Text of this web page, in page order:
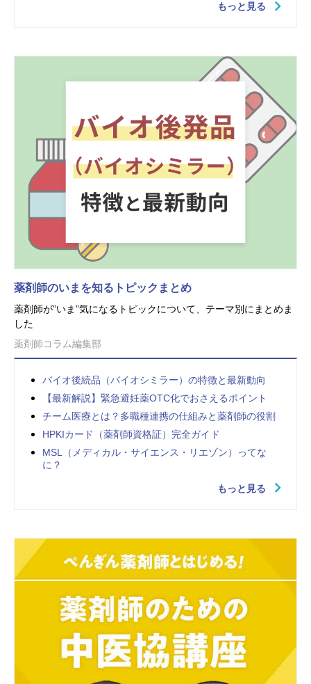
もっと見る
薬剤師のいまを知るトピックまとめ
薬剤師が”いま”気になるトピックについて、テーマ別にまとめま
した
薬剤師コラム編集部
バイオ後続品（バイオシミラー）の特徴と最新動向
【最新解説】緊急避妊薬OTC化でおさえるポイント
チーム医療とは？多職種連携の仕組みと薬剤師の役割
HPKIカード（薬剤師資格証）完全ガイド
MSL（メディカル・サイエンス・リエゾン）ってな
に？
もっと見る